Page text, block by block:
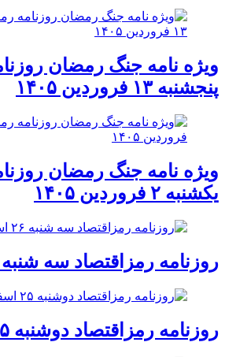
ویژه نامه جنگ رمضان
پنجشنبه ۱۳ فروردین ۱۴۰۵
ویژه نامه جنگ رمضان
یکشنبه ۲ فروردین ۱۴۰۵
روزنامه رمزاقتصاد سه شنبه ۲۶ اسفند ۱۴۰۴
روزنامه رمزاقتصاد دوشنبه ۲۵ اسفند ۱۴۰۴